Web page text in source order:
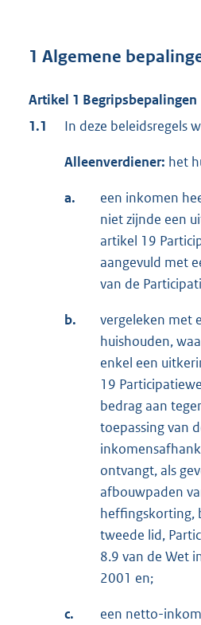
1 Algemene
Artikel 1 Begripsbepalingen
1.1
In deze beleidsregels
Alleenverdiener: het
a.
een inkomen
niet zijnde een
artikel 19
aangevuld met
van de
b.
vergeleken met
huishouden,
enkel een
19
bedrag aan
toepassing van
ontvangt, als
afbouwpaden
heffingskorting,
tweede lid,
8.9 van de Wet
2001 en;
c.
een netto-